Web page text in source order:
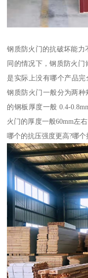
钢质防火门的抗破坏能力
同的情况下，钢质防火
是实际上没有哪个产品
钢质防火门一般分为两种
的钢板厚度一般 0.4-
火门的厚度一般60mm左
哪个的抗压强度更高?哪